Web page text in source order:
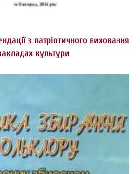
з патріотичного виховання
культури